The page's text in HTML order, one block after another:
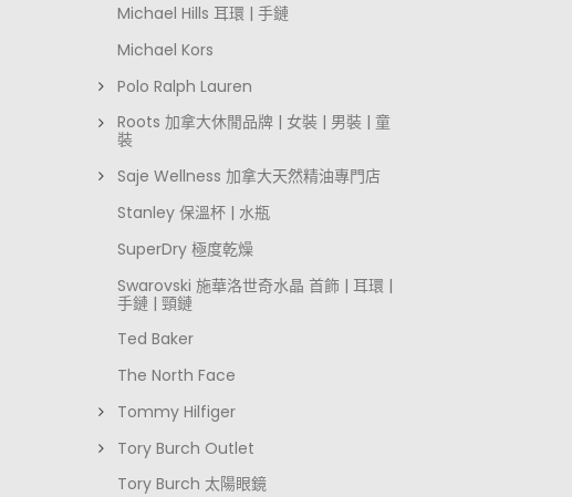
Michael Hills 耳環 | 手鏈
Michael Kors
Polo Ralph Lauren
Roots 加拿大休閒品牌 | 女裝 | 男裝 | 童
裝
Saje Wellness 加拿大天然精油專門店
Stanley 保溫杯 | 水瓶
SuperDry 極度乾燥
Swarovski 施華洛世奇水晶 首飾 | 耳環 |
手鏈 | 頸鏈
Ted Baker
The North Face
Tommy Hilfiger
Tory Burch Outlet
Tory Burch 太陽眼鏡